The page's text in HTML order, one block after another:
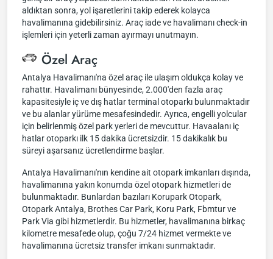
aldıktan sonra, yol işaretlerini takip ederek kolayca
havalimanına gidebilirsiniz. Araç iade ve havalimanı check-in
işlemleri için yeterli zaman ayırmayı unutmayın.
Özel Araç
Antalya Havalimanı'na özel araç ile ulaşım oldukça kolay ve
rahattır. Havalimanı bünyesinde, 2.000'den fazla araç
kapasitesiyle iç ve dış hatlar terminal otoparkı bulunmaktadır
ve bu alanlar yürüme mesafesindedir. Ayrıca, engelli yolcular
için belirlenmiş özel park yerleri de mevcuttur. Havaalanı iç
hatlar otoparkı ilk 15 dakika ücretsizdir. 15 dakikalık bu
süreyi aşarsanız ücretlendirme başlar.
Antalya Havalimanı'nın kendine ait otopark imkanları dışında,
havalimanına yakın konumda özel otopark hizmetleri de
bulunmaktadır. Bunlardan bazıları Korupark Otopark,
Otopark Antalya, Brothes Car Park, Koru Park, Fbmtur ve
Park Via gibi hizmetlerdir. Bu hizmetler, havalimanına birkaç
kilometre mesafede olup, çoğu 7/24 hizmet vermekte ve
havalimanına ücretsiz transfer imkanı sunmaktadır.